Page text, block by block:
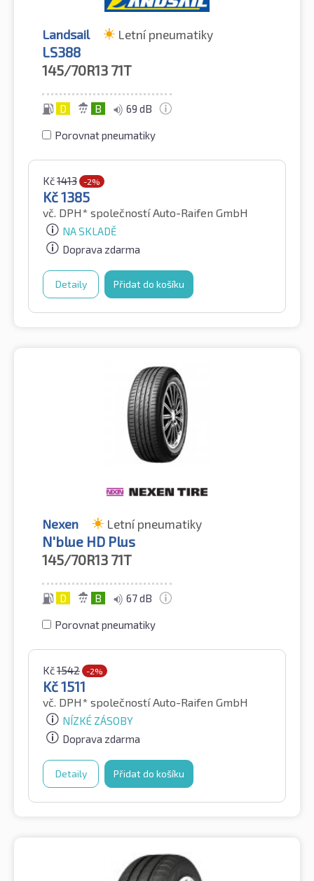
Landsail Letní pneumatiky
LS388
145/70R13 71T
D B 69 dB
Porovnat pneumatiky
Kč1413 -2%
Kč1385
vč. DPH* společností Auto-Raifen GmbH
NA SKLADĚ
Doprava zdarma
Detaily Přidat do košíku
Nexen Letní pneumatiky
N'blue HD Plus
145/70R13 71T
D B 67 dB
Porovnat pneumatiky
Kč1542 -2%
Kč1511
vč. DPH* společností Auto-Raifen GmbH
NÍZKÉ ZÁSOBY
Doprava zdarma
Detaily Přidat do košíku